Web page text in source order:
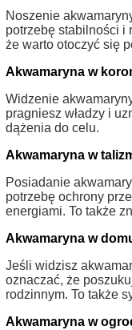
Noszenie
potrzebę stabilności i
że warto otoczyć się
Akwamaryna w
Widzenie
pragniesz władzy i
dążenia do celu.
Akwamaryna w
Posiadanie
potrzebę ochrony
energiami. To także
Akwamaryna w
Jeśli widzisz
oznaczać, że
rodzinnym. To także
Akwamaryna w